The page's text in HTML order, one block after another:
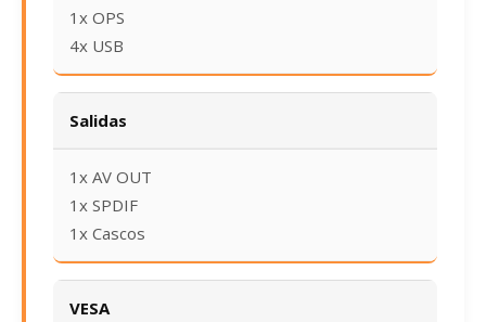
1x OPS
4x USB
Salidas
1x AV OUT
1x SPDIF
1x Cascos
VESA